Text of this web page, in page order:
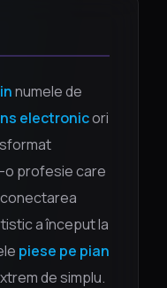
numele de
electronicori
o profesie care
a început la
piese pe pian
de simplu.